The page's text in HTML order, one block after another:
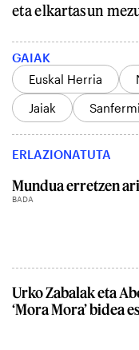
eta elkartasun
GAIAK
Euskal Herria
Jaiak
ERLAZIONATUTA
Mundua erretzen
BADA
Urko Zabalak eta
‘Mora Mora’ bidea